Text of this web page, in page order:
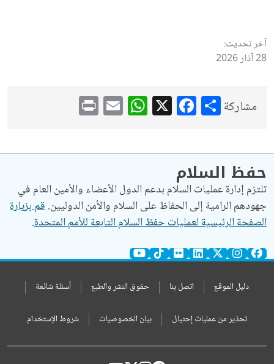
آخر تحديث:
28 آذار 2026
مشاركةShare
Facebook
X
WhatsApp
Email
Print
حفظ السلام
تلتزم إدارة عمليات السلام بدعم الدول الأعضاء والأمين العام في
جهودهم الرامية إلى الحفاظ على السلام والأمن الدوليين.قم بزيارة
الصفحة الرئيسية لعمليات حفظ السلام التابعة للأمم المتحدة.
دليل الموقع اتصل بنا حقوق النشر والطبع أسئلة شائعة
تحذير من عمليات إحتيال بيان الخصوصيات شروط الإستخدام